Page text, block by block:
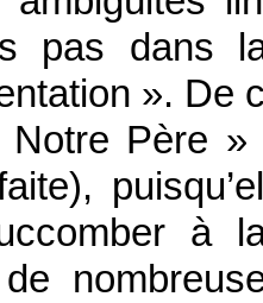
pas dans
». De
Père »
à